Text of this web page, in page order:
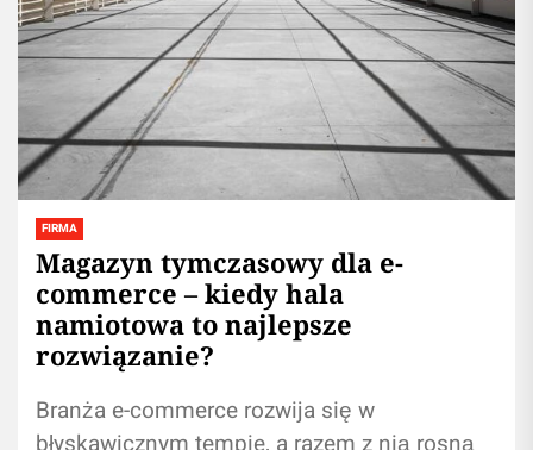
FIRMA
Magazyn tymczasowy dla e-
commerce – kiedy hala
namiotowa to najlepsze
rozwiązanie?
Branża e-commerce rozwija się w